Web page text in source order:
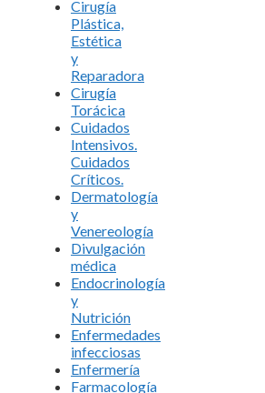
Cirugía
Plástica,
Estética
y
Reparadora
Cirugía
Torácica
Cuidados
Intensivos.
Cuidados
Críticos.
Dermatología
y
Venereología
Divulgación
médica
Endocrinología
y
Nutrición
Enfermedades
infecciosas
Enfermería
Farmacología